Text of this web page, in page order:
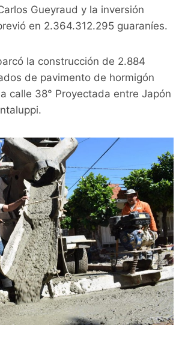
Gueyraud y la inversión
en 2.364.312.295 guaraníes.
la construcción de 2.884
de pavimento de hormigón
calle 38° Proyectada entre Japón